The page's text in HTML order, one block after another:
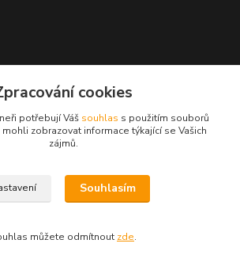
956210
cookies
potřebují Váš souhlas s použitím souborů
zobrazovat informace týkající se Vašich
zájmů.
Souhlasím
můžete odmítnout zde.